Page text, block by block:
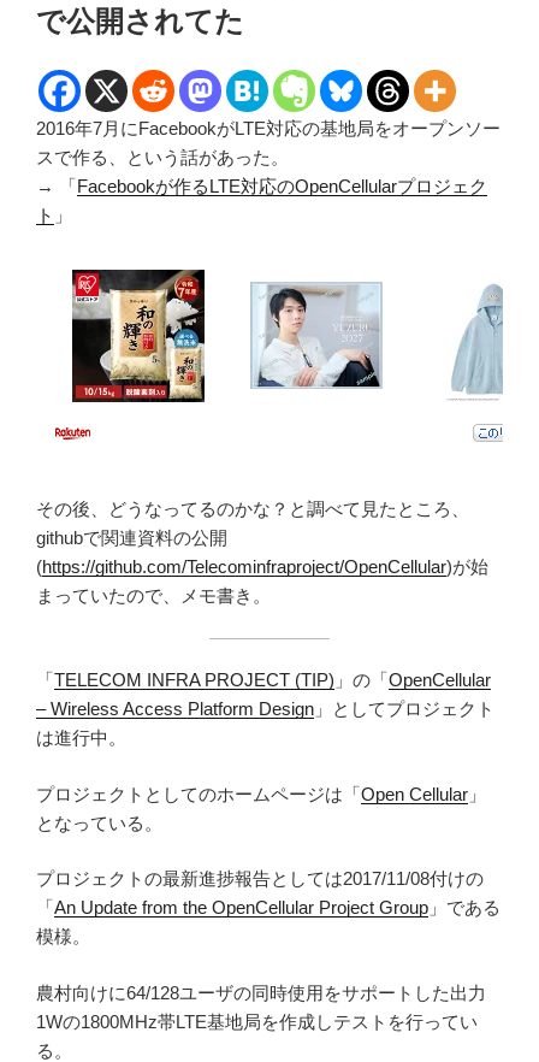
で公開されてた
2016年7月にFacebookがLTE対応の基地局をオープンソー
スで作る、という話があった。
→ 「Facebookが作るLTE対応のOpenCellularプロジェク
ト 」
その後、どうなってるのかな？と調べて見たところ、
githubで関連資料の公開
(https://github.com/Telecominfraproject/OpenCellular)が始
まっていたので、メモ書き。
「TELECOM INFRA PROJECT (TIP) 」の「OpenCellular
– Wireless Access Platform Design 」としてプロジェクト
は進行中。
プロジェクトとしてのホームページは「Open Cellular 」
となっている。
プロジェクトの最新進捗報告としては2017/11/08付けの
「An Update from the OpenCellular Project Group 」である
模様。
農村向けに64/128ユーザの同時使用をサポートした出力
1Wの1800MHz帯LTE基地局を作成しテストを行ってい
る。